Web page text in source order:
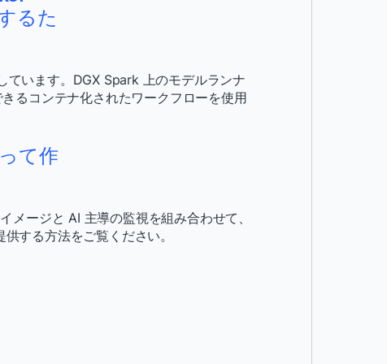
るた
います。DGX Spark 上のモデルランナ
るコンテナ化されたワークフローを使用
て作
ージと AI 主導の監視を組み合わせて、
する方法をご覧ください。